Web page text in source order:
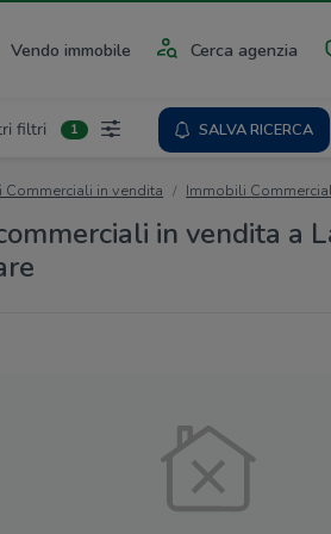
Vendo immobile Cerca agenzia
filtri 1 SALVA RICERCA
Commerciali in vendita Immobili
in vendita a